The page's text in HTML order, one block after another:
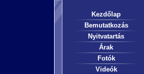
Kezdőlap
Bemutatkozás
Nyitvatartás
Árak
Fotók
Videók